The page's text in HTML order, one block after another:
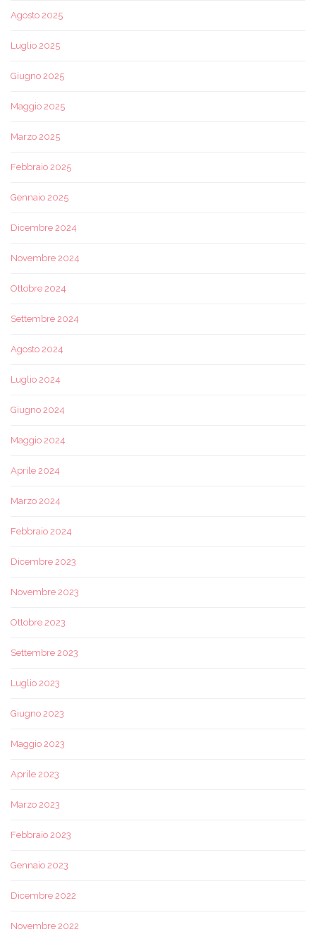
Agosto 2025
Luglio 2025
Giugno 2025
Maggio 2025
Marzo 2025
Febbraio 2025
Gennaio 2025
Dicembre 2024
Novembre 2024
Ottobre 2024
Settembre 2024
Agosto 2024
Luglio 2024
Giugno 2024
Maggio 2024
Aprile 2024
Marzo 2024
Febbraio 2024
Dicembre 2023
Novembre 2023
Ottobre 2023
Settembre 2023
Luglio 2023
Giugno 2023
Maggio 2023
Aprile 2023
Marzo 2023
Febbraio 2023
Gennaio 2023
Dicembre 2022
Novembre 2022